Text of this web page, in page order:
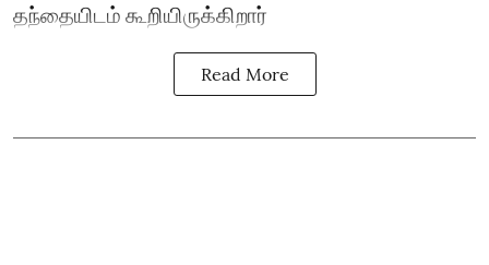
தந்தையிடம் கூறியிருக்கிறார்
Read More